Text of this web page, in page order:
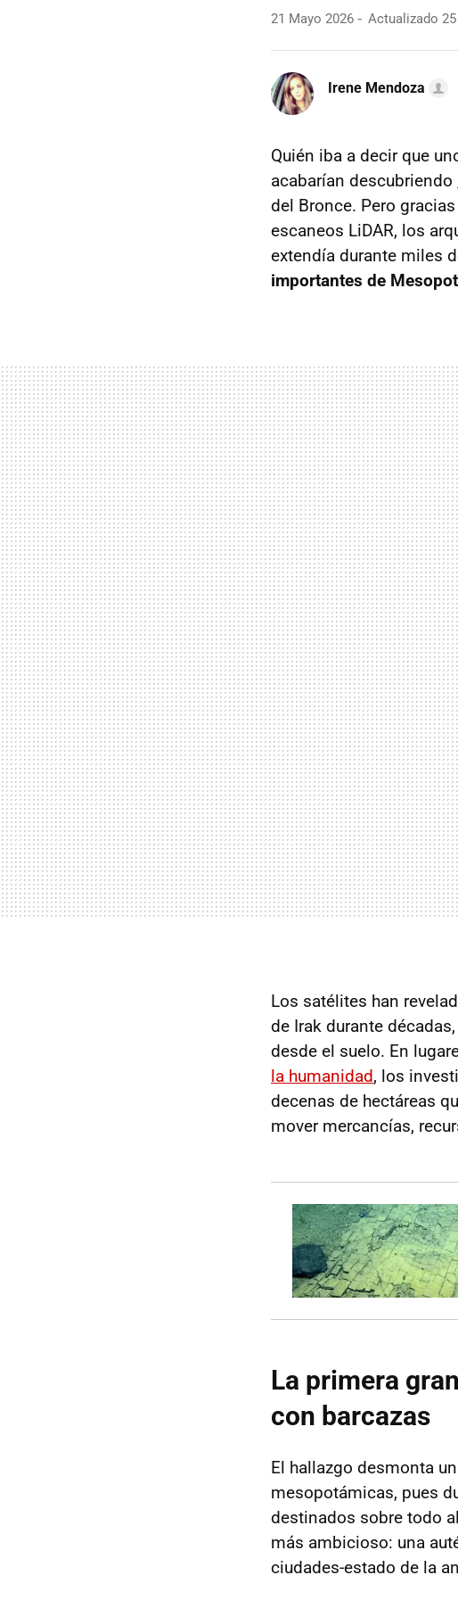
21 Mayo 2026 Actualizado 25
Irene Mendoza
Quién iba a decir que
acabarían descubriendo
del Bronce. Pero
escaneos LiDAR, los
extendía durante miles
importantes de
Los satélites han
de Irak durante
desde el suelo. En
la humanidad, los
decenas de hectáreas
mover mercancías,
La primera
con barcazas
El hallazgo desmonta
mesopotámicas, pues
destinados sobre todo
más ambicioso: una
ciudades-estado de la